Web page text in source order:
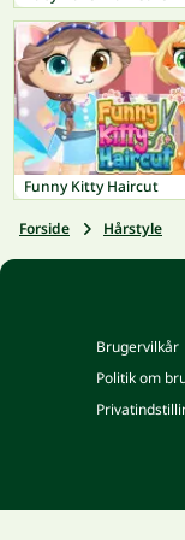
Funny Kitty Haircut
Forside Hårstyle
Brugervilkår
Politik om